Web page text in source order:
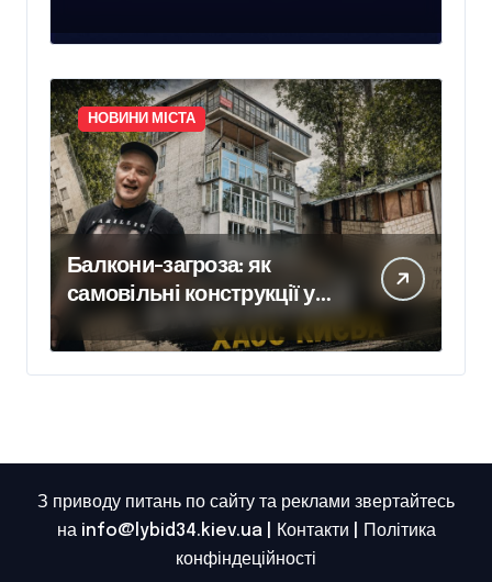
залізничних коліях у
НОВИНИ МІСТА
Балкони-загроза: як
самовільні конструкції у
Києві псують фасади
будинків і ставлять під
ризик сусідів
З приводу питань по сайту та реклами звертайтесь
на info@lybid34.kiev.ua |
Контакти
Політика
конфіндеційності